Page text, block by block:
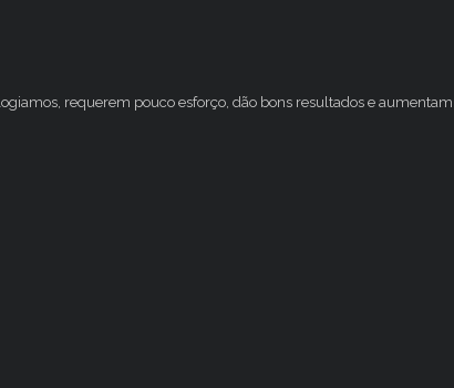
requerem pouco esforço, dão bons resultados e